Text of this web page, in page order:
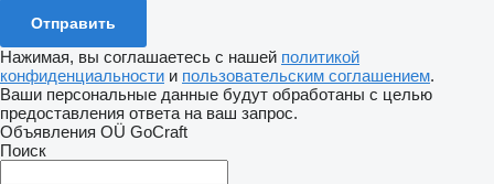
Нажимая, вы соглашаетесь с нашей политикой
конфиденциальности и пользовательским соглашением.
Ваши персональные данные будут обработаны с целью
предоставления ответа на ваш запрос.
Объявления OÜ GoCraft
Поиск